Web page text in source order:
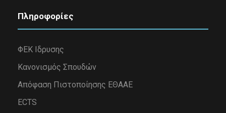
Πληροφορίες
ΦΕΚ Ιδρυσης
Κανονισμός Σπουδών
Απόφαση Πιστοποίησης ΕΘΑΑΕ
ECTS